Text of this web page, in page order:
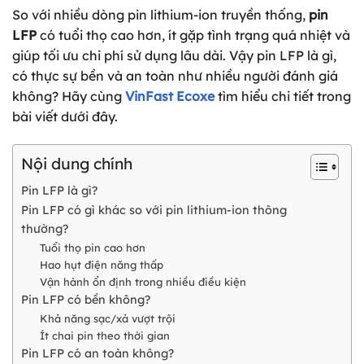
So với nhiều dòng pin lithium-ion truyền thống, pin
LFP có tuổi thọ cao hơn, ít gặp tình trạng quá nhiệt và
giúp tối ưu chi phí sử dụng lâu dài. Vậy pin LFP là gì,
có thực sự bền và an toàn như nhiều người đánh giá
không? Hãy cùng VinFast Ecoxetìm hiểu chi tiết trong
bài viết dưới đây.
Nội dung chính
Pin LFP là gì?
Pin LFP có gì khác so với pin lithium-ion thông
thường?
Tuổi thọ pin cao hơn
Hao hụt điện năng thấp
Vận hành ổn định trong nhiều điều kiện
Pin LFP có bền không?
Khả năng sạc/xả vượt trội
Ít chai pin theo thời gian
Pin LFP có an toàn không?